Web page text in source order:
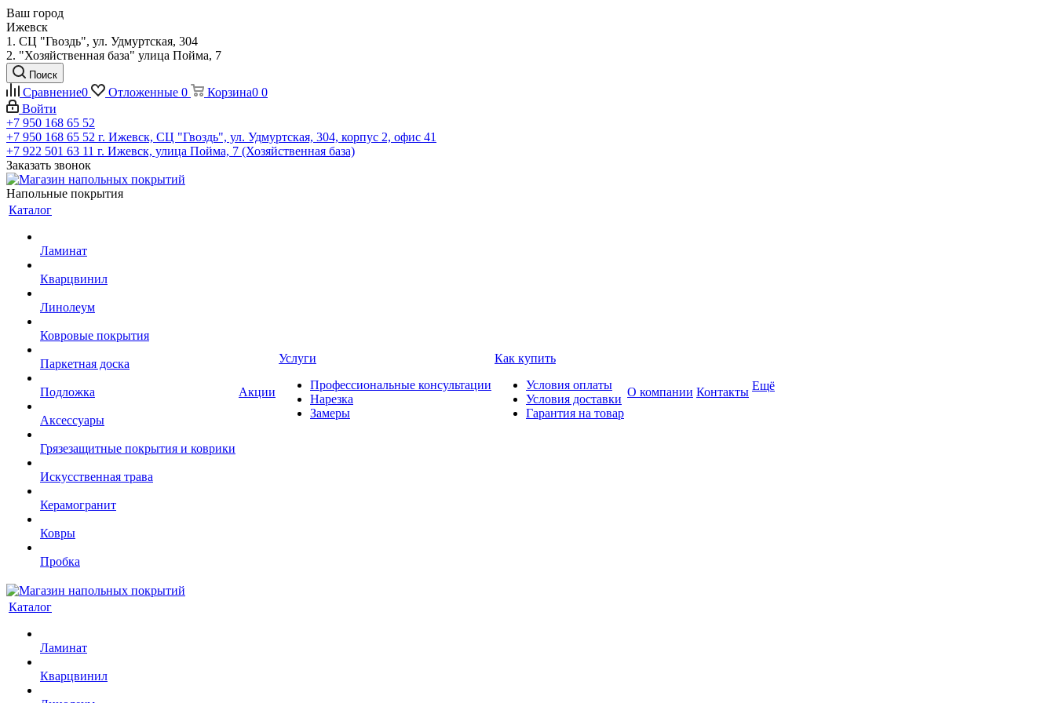
Ваш город
Ижевск
1. СЦ "Гвоздь", ул. Удмуртская, 304
2. "Хозяйственная база" улица Пойма, 7
Поиск
Сравнение0 Отложенные 0 Корзина0 0
Войти
+7 950 168 65 52
+7 950 168 65 52 г. Ижевск, СЦ "Гвоздь", ул. Удмуртская, 304, корпус 2, офис 41
+7 922 501 63 11 г. Ижевск, улица Пойма, 7 (Хозяйственная база)
Заказать звонок
Напольные покрытия
Каталог
Ламинат
Кварцвинил
Линолеум
Ковровые покрытия
Паркетная доска
Подложка
Аксессуары
Грязезащитные покрытия и коврики
Искусственная трава
Керамогранит
Ковры
Пробка
Акции
Услуги
Профессиональные консультации
Нарезка
Замеры
Как купить
Условия оплаты
Условия доставки
Гарантия на товар
О компании Контакты Ещё
Каталог
Ламинат
Кварцвинил